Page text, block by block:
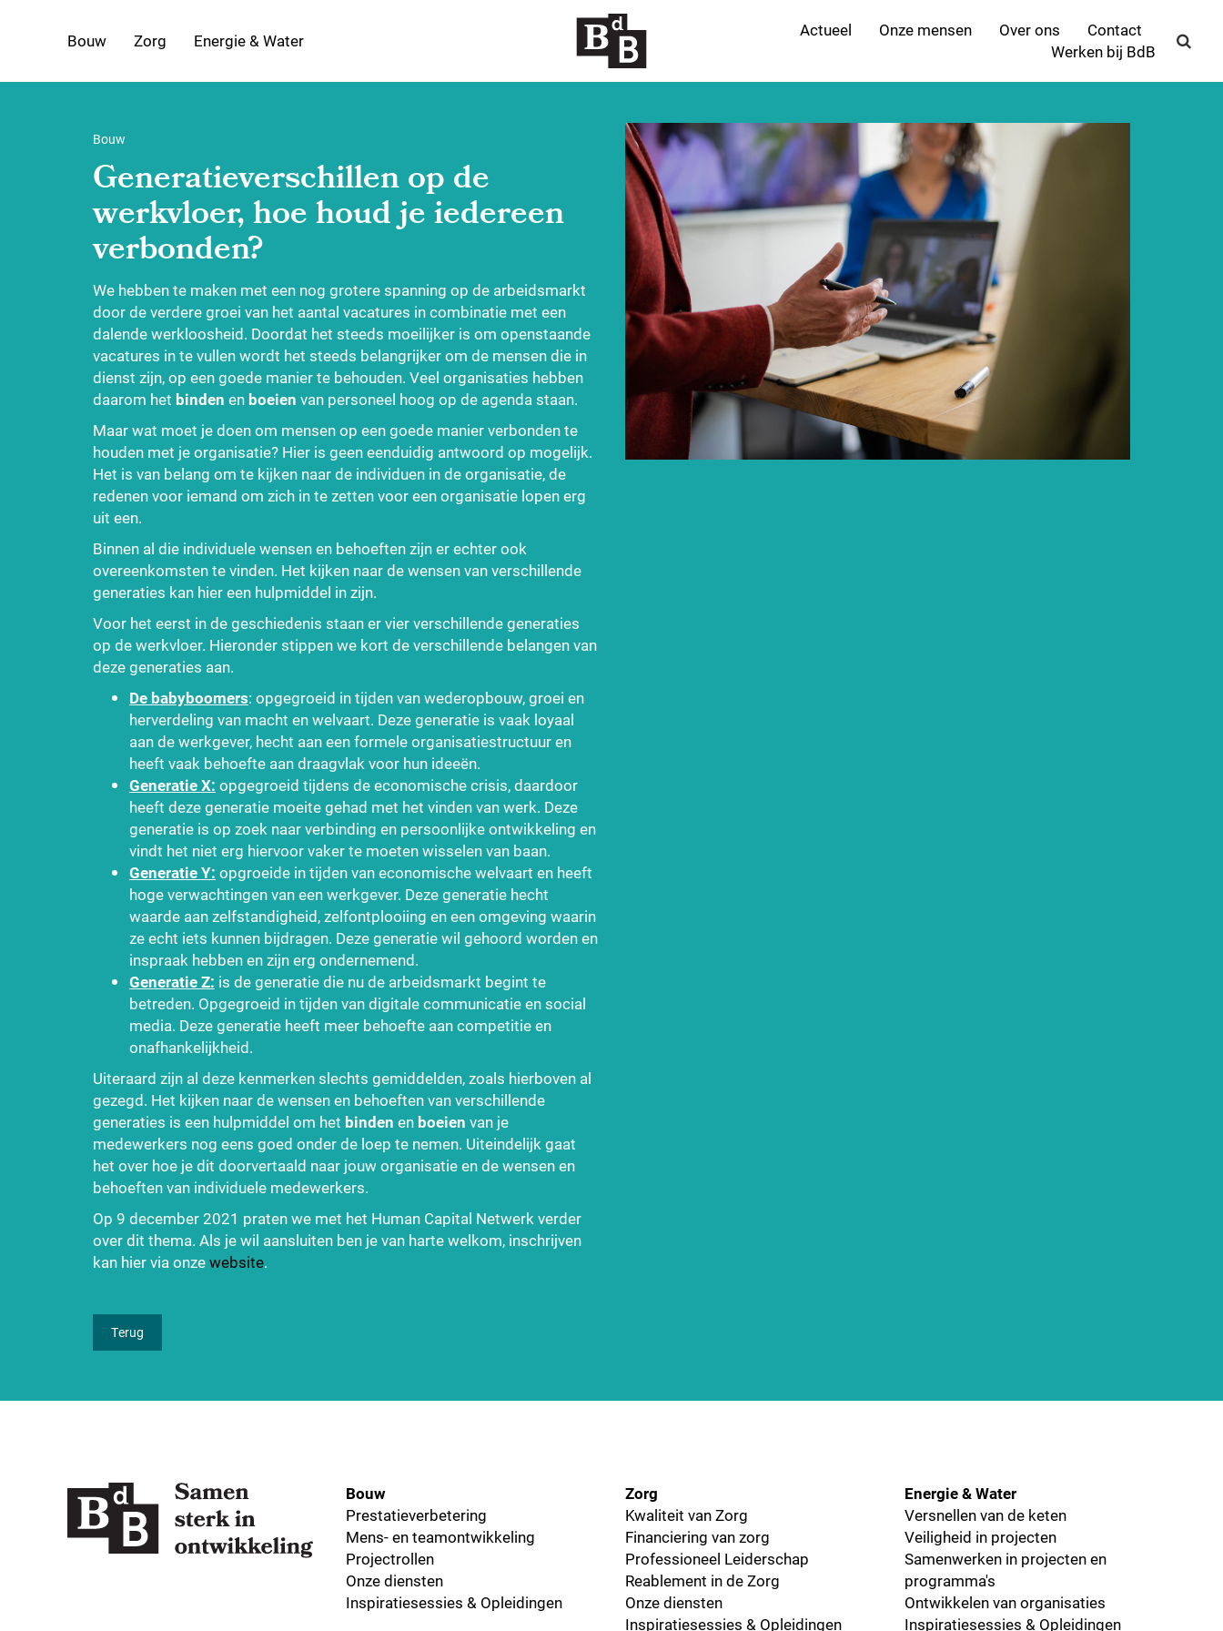
Bouw Zorg Energie & Water
Actueel Onze mensen Over ons
Contact
Werken bij BdB
Bouw
Generatieverschillen op de
werkvloer, hoe houd je iedereen
verbonden?
We hebben te maken met een nog grotere spanning op de arbeidsmarkt
door de verdere groei van het aantal vacatures in combinatie met een
dalende werkloosheid. Doordat het steeds moeilijker is om openstaande
vacatures in te vullen wordt het steeds belangrijker om de mensen die in
dienst zijn, op een goede manier te behouden. Veel organisaties hebben
daarom het binden en boeien van personeel hoog op de agenda staan.
Maar wat moet je doen om mensen op een goede manier verbonden te
houden met je organisatie? Hier is geen eenduidig antwoord op mogelijk.
Het is van belang om te kijken naar de individuen in de organisatie, de
redenen voor iemand om zich in te zetten voor een organisatie lopen erg
uit een.
Binnen al die individuele wensen en behoeften zijn er echter ook
overeenkomsten te vinden. Het kijken naar de wensen van verschillende
generaties kan hier een hulpmiddel in zijn.
Voor het eerst in de geschiedenis staan er vier verschillende generaties
op de werkvloer. Hieronder stippen we kort de verschillende belangen van
deze generaties aan.
De babyboomers: opgegroeid in tijden van wederopbouw, groei en
herverdeling van macht en welvaart. Deze generatie is vaak loyaal
aan de werkgever, hecht aan een formele organisatiestructuur en
heeft vaak behoefte aan draagvlak voor hun ideeën.
Generatie X: opgegroeid tijdens de economische crisis, daardoor
heeft deze generatie moeite gehad met het vinden van werk. Deze
generatie is op zoek naar verbinding en persoonlijke ontwikkeling en
vindt het niet erg hiervoor vaker te moeten wisselen van baan.
Generatie Y: opgroeide in tijden van economische welvaart en heeft
hoge verwachtingen van een werkgever. Deze generatie hecht
waarde aan zelfstandigheid, zelfontplooiing en een omgeving waarin
ze echt iets kunnen bijdragen. Deze generatie wil gehoord worden en
inspraak hebben en zijn erg ondernemend.
Generatie Z: is de generatie die nu de arbeidsmarkt begint te
betreden. Opgegroeid in tijden van digitale communicatie en social
media. Deze generatie heeft meer behoefte aan competitie en
onafhankelijkheid.
Uiteraard zijn al deze kenmerken slechts gemiddelden, zoals hierboven al
gezegd. Het kijken naar de wensen en behoeften van verschillende
generaties is een hulpmiddel om het binden en boeien van je
medewerkers nog eens goed onder de loep te nemen. Uiteindelijk gaat
het over hoe je dit doorvertaald naar jouw organisatie en de wensen en
behoeften van individuele medewerkers.
Op 9 december 2021 praten we met het Human Capital Netwerk verder
over dit thema. Als je wil aansluiten ben je van harte welkom, inschrijven
kan hier via onzewebsite.
Terug
Bouw
Prestatieverbetering
Mens- en teamontwikkeling
Projectrollen
Onze diensten
Inspiratiesessies & Opleidingen
Zorg
Kwaliteit van Zorg
Financiering van zorg
Professioneel Leiderschap
Reablement in de Zorg
Onze diensten
Inspiratiesessies & Opleidingen
Energie & Water
Versnellen van de keten
Veiligheid in projecten
Samenwerken in projecten en
programma's
Ontwikkelen van organisaties
Inspiratiesessies & Opleidingen